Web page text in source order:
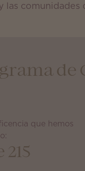
las comunidades
que hemos
215